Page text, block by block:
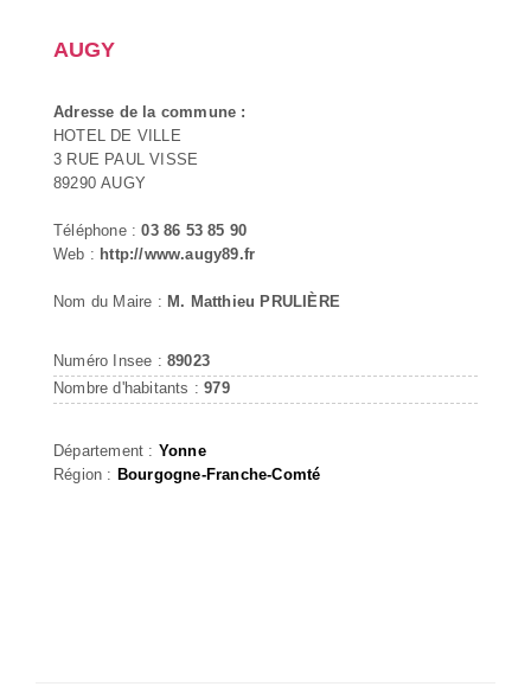
AUGY
Adresse de la commune :
HOTEL DE VILLE
3 RUE PAUL VISSE
89290 AUGY
Téléphone :03 86 53 85 90
Web : http://www.augy89.fr
Nom du Maire : M. Matthieu PRULIÈRE
Numéro Insee : 89023
Nombre d'habitants :979
Département : Yonne
Région : Bourgogne-Franche-Comté